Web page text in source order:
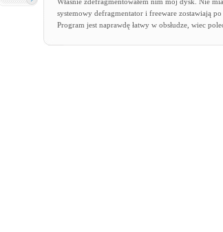
systemowy defragmentator i freeware zostawiają po
Program jest naprawdę łatwy w obsłudze, wiec